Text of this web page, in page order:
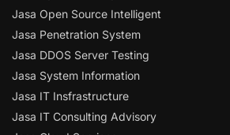
Jasa Open Source Intelligent
Jasa Penetration System
Jasa DDOS Server Testing
Jasa System Information
Jasa IT Insfrastructure
Jasa IT Consulting Advisory